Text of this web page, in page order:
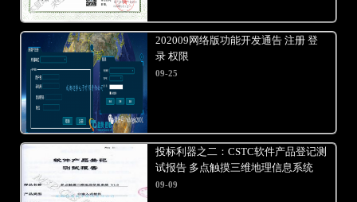
202009网络版功能开发通告 注册 登
录 权限
09-25
投标利器之二：CSTC软件产品登记测
试报告 多点触摸三维地理信息系统
09-09